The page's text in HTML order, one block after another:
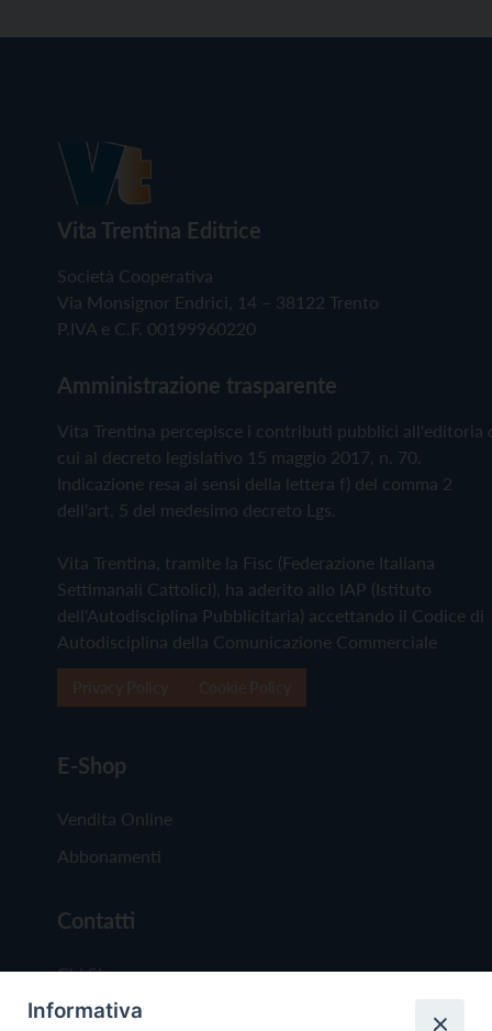
Vita Trentina Editrice
Società Cooperativa
Via Monsignor Endrici, 14 – 38122 Trento
P.IVA e C.F. 00199960220
Amministrazione trasparente
Vita Trentina percepisce i contributi pubblici all'editoria
cui al decreto legislativo 15 maggio 2017, n. 70.
Indicazione resa ai sensi della lettera f) del comma 2
dell'art. 5 del medesimo decreto Lgs.
Vita Trentina, tramite la Fisc (Federazione Italiana
Settimanali Cattolici), ha aderito allo IAP (Istituto
dell'Autodisciplina Pubblicitaria) accettando il Codice di
Autodisciplina della Comunicazione Commerciale
E-Shop
Vendita Online
Abbonamenti
Contatti
Chi Siamo
Redazione
Informativa